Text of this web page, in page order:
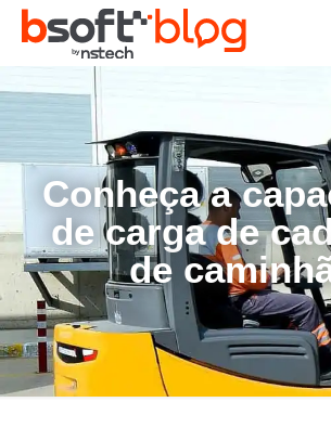
Conheça a
de carga de
de